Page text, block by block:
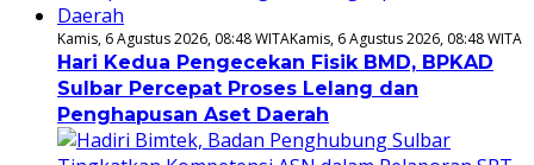
Kamis, 6 Agustus 2026, 08:48 WITAKamis, 6 Agustus 2026, 08:48 WITA
Hari Kedua Pengecekan Fisik BMD, BPKAD
Sulbar Percepat Proses Lelang dan
Penghapusan Aset Daerah